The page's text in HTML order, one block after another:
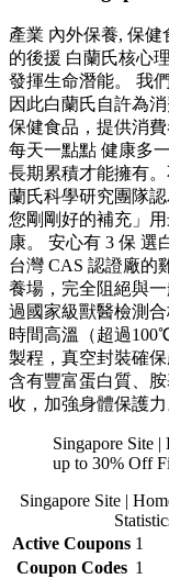
產業 內外保養, 保
的後援 白蘭氏核心
發揮生命潛能。 我
因此白蘭氏自許為
保健食品，提供消
每天一點點 健康多
長期累積才能擁有
蘭氏科學研究團隊
您剛剛好的補充」
康。 安心有 3 保 選
台灣 CAS 認證廠的
養場，完全阻絕與
過國家級獸醫檢測
時間高溫（超過
製程，真空封裝確
含有豐富蛋白質、
收，加強身體保護
Singapore Site |
up to 30% Off
Singapore Site |
Active Coupons 1
Coupon Codes 1